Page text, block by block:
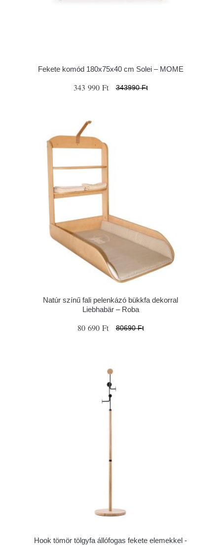
Fekete komód 180x75x40 cm Solei – MOME
343 990 Ft 343990 Ft
Natúr színű fali pelenkázó bükkfa dekorral
Liebhabär – Roba
80 690 Ft 80690 Ft
Hook tömör tölgyfa állófogas fekete elemekkel -